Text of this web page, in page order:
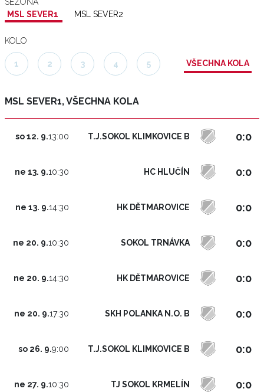
MSL SEVER1
MSL SEVER2
KOLO
1 2 3 4 5 VŠECHNA KOLA
MSL SEVER1, VŠECHNA KOLA
so 12. 9.13:00 T.J.SOKOL KLIMKOVICE B 0:0
ne 13. 9.10:30 HC HLUČÍN 0:0
ne 13. 9.14:30 HK DĚTMAROVICE 0:0
ne 20. 9.10:30 SOKOL TRNÁVKA 0:0
ne 20. 9.14:30 HK DĚTMAROVICE 0:0
ne 20. 9.17:30 SKH POLANKA N.O. B 0:0
so 26. 9.9:00 T.J.SOKOL KLIMKOVICE B 0:0
ne 27. 9.10:30 TJ SOKOL KRMELÍN 0:0